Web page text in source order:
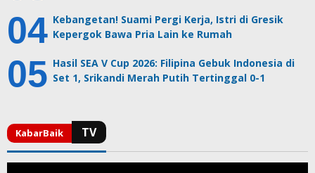
Kebangetan! Suami Pergi Kerja, Istri di Gresik
Kepergok Bawa Pria Lain ke Rumah
Hasil SEA V Cup 2026: Filipina Gebuk Indonesia di
Set 1, Srikandi Merah Putih Tertinggal 0-1